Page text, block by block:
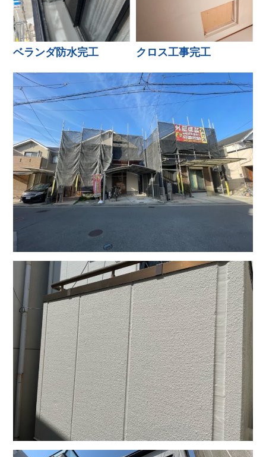
ベランダ防水完工 クロス工事完工